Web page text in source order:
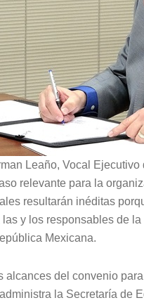
Leaño, Vocal
relevante para la
resultarán inéditas
y los responsables de
Mexicana.
alcances del convenio
la Secretaría de